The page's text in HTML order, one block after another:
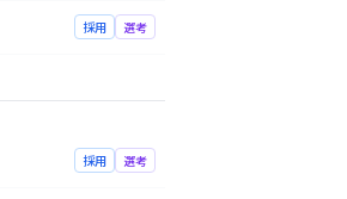
採用 選考
採用 選考